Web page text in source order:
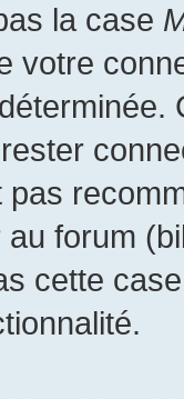
la case
votre
pas
forum
cette